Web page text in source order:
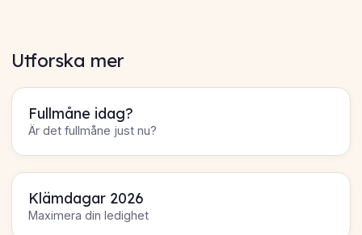
Utforska mer
Fullmåne idag?
Är det fullmåne just nu?
Klämdagar 2026
Maximera din ledighet